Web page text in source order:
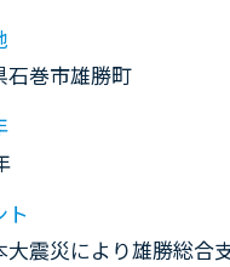
石巻市雄勝町
ト
大震災により雄勝総合